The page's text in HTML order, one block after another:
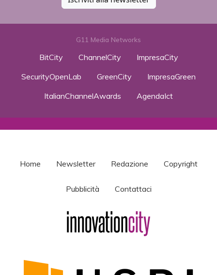
G11 Media Networks
BitCity ChannelCity
ImpresaCity
SecurityOpenLab
GreenCity
ImpresaGreen
ItalianChannelAwards
AgendaIct
Home Newsletter Redazione Copyright
Pubblicità Contattaci